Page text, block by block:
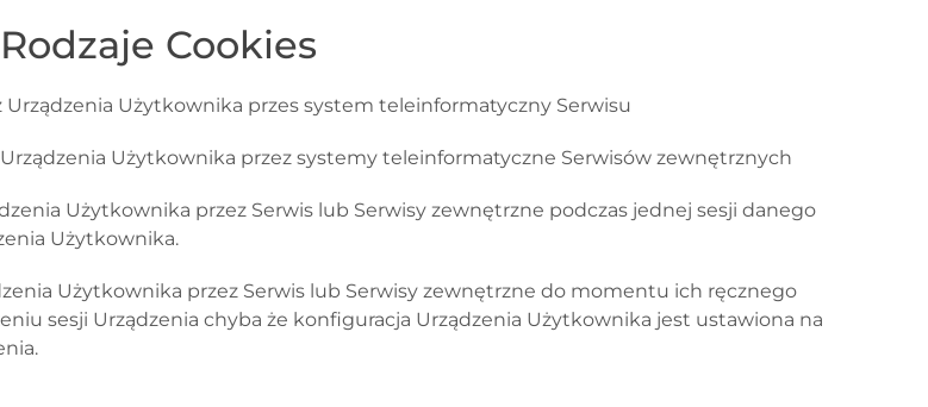
Cookies
Urządzenia Użytkownika przes system teleinformatyczny Serwisu
Użytkownika przez systemy teleinformatyczne Serwisów zewnętrznych
Użytkownika przez Serwis lub Serwisy zewnętrzne podczas jednej sesji danego
Użytkownika.
Użytkownika przez Serwis lub Serwisy zewnętrzne do momentu ich ręcznego
sesji Urządzenia chyba że konfiguracja Urządzenia Użytkownika jest ustawiona na